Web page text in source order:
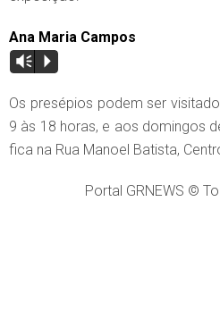
Ana Maria Campos
Vm P
Os presépios podem ser
9 às 18 horas, e aos domingos
fica na Rua Manoel Batista,
Portal GRNEWS ©